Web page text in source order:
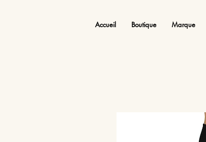
Accueil Boutique Marque